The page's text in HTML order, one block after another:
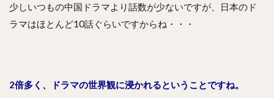
少しいつもの中国ドラマより話数が少ないですが、日本のド
ラマはほとんど10話ぐらいですからね・・・
2倍多く、ドラマの世界観に浸かれるということですね。